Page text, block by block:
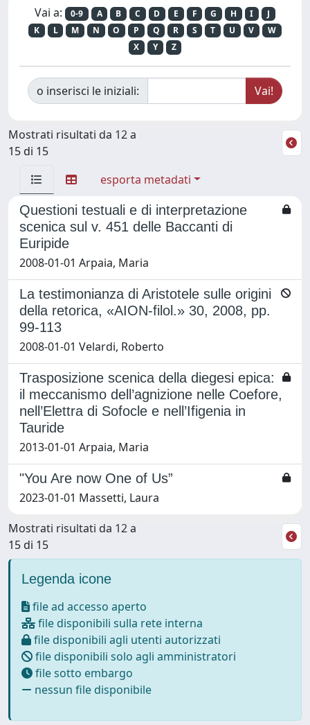
Vai a: 0-9 A B C D E F G H I
J
K
L M N O P Q R S T U V
W
X
Y Z
o inserisci le iniziali:
Mostrati risultati da 12 a
15 di 15
esporta metadati
Questioni testuali e di interpretazione
scenica sul v. 451 delle Baccanti di
Euripide
2008-01-01 Arpaia, Maria
La testimonianza di Aristotele sulle origini
della retorica, «AION-filol.» 30, 2008, pp.
99-113
2008-01-01 Velardi, Roberto
Trasposizione scenica della diegesi epica:
il meccanismo dell’agnizione nelle Coefore,
nell’Elettra di Sofocle e nell’Ifigenia in
Tauride
2013-01-01 Arpaia, Maria
"You Are now One of Us”
2023-01-01 Massetti, Laura
Mostrati risultati da 12 a
15 di 15
Legenda icone
file ad accesso aperto
file disponibili sulla rete interna
file disponibili agli utenti autorizzati
file disponibili solo agli amministratori
file sotto embargo
nessun file disponibile